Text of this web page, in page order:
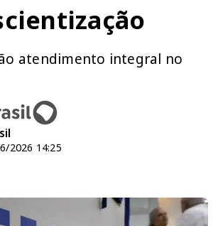
atendimento integral no
2026 14:25